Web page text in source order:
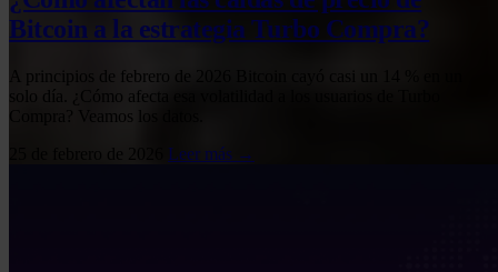
Bitcoin a la estrategia Turbo Compra?
A principios de febrero de 2026 Bitcoin cayó casi un 14 % en un
solo día. ¿Cómo afecta esa volatilidad a los usuarios de Turbo
Compra? Veamos los datos.
Leer más →